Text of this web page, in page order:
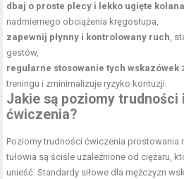
dbaj o proste plecy i lekko ugięte kolana
nadmiernego obciążenia kręgosłupa,
zapewnij płynny i kontrolowany ruch,
gestów,
regularne stosowanie tych wskazówek
treningu i zminimalizuje ryzyko kontuzji.
Jakie są poziomy trudności
ćwiczenia?
Poziomy trudności ćwiczenia prostowania
tułowia są ściśle uzależnione od ciężaru,
unieść. Standardy siłowe dla mężczyzn